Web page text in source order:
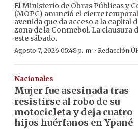
El Ministerio de Obras Públicas y
(MOPC) anunció el cierre
avenida que da acceso a la capital
zona de la Conmebol. La clausura
este sábado.
Agosto 7, 2026 05:48 p. m. · Redacción
Nacionales
Mujer fue asesinada tras
resistirse al robo de su
motocicleta y deja cuatro
hijos huérfanos en Ypané